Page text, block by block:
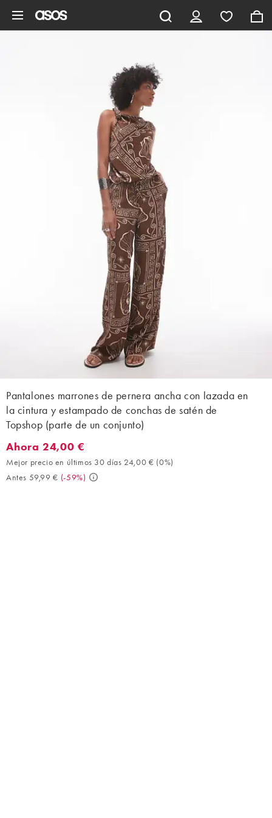
Pantalones marrones de pernera ancha con lazada en
la cintura y estampado de conchas de satén de
Topshop (parte de un conjunto)
Ahora 24,00 €. Mejor precio en últimos 30 días 24,00 € (0%).
Ahora 24,00 €
Mejor precio en últimos 30 días 24,00 € (0%)
Antes 59,99 € (-59%)